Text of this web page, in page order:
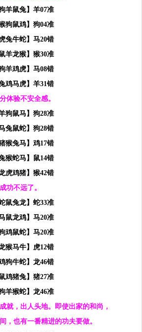
羊鼠兔】羊07准
狗鼠鸡】狗04准
兔牛蛇】马20错
羊龙猴】猴30准
羊鸡虎】马08错
鸡马虎】羊31错
体验不安全感。
狗鼠马】狗28准
兔鼠蛇】狗28错
猴兔马】鸡17错
猴蛇马】鼠14错
虎鸡猪】猴42错
功不远了。
鼠兔龙】蛇33准
鼠龙鸡】马20准
鸡鼠蛇】马20准
猴马牛】虎12错
狗牛蛇】龙46错
鸡猪兔】猪27准
羊猴蛇】龙46准
就，出人头地。即使出家的和尚，
，也有一番精进的功夫要做。